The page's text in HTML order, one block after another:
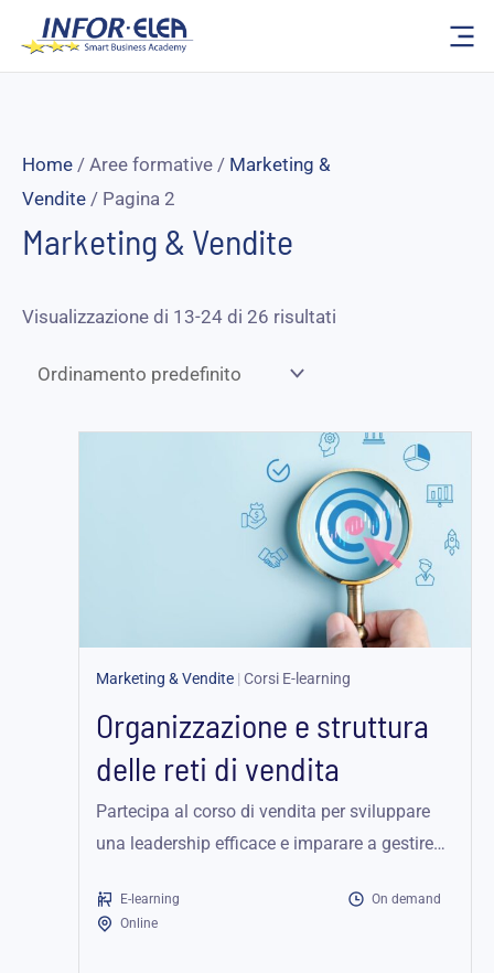
Home / Aree formative / Marketing &
Vendite / Pagina 2
Marketing & Vendite
Visualizzazione di 13-24 di 26 risultati
Marketing & Vendite | Corsi E-learning
Organizzazione e struttura
delle reti di vendita
Partecipa al corso di vendita per sviluppare
una leadership efficace e imparare a gestire
E-learning
On demand
Online